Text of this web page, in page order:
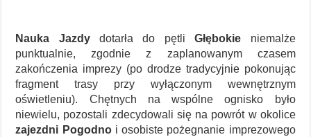
Nauka Jazdydotarła do pętliGłębokie niemalże
punktualnie, zgodnie z zaplanowanym czasem
zakończenia imprezy (po drodze tradycyjnie pokonując
fragment trasy przy wyłączonym wewnętrznym
oświetleniu). Chętnych na wspólne ognisko było
niewielu, pozostali zdecydowali się na powrót w okolice
zajezdni Pogodnoi osobiste pożegnanie imprezowego